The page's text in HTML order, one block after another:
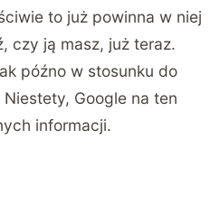
to już powinna w niej
czy ją masz, już teraz.
późno w stosunku do
Google na ten
informacji.